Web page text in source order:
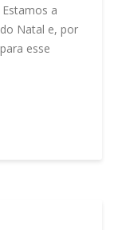
a
Natal e, por
esse